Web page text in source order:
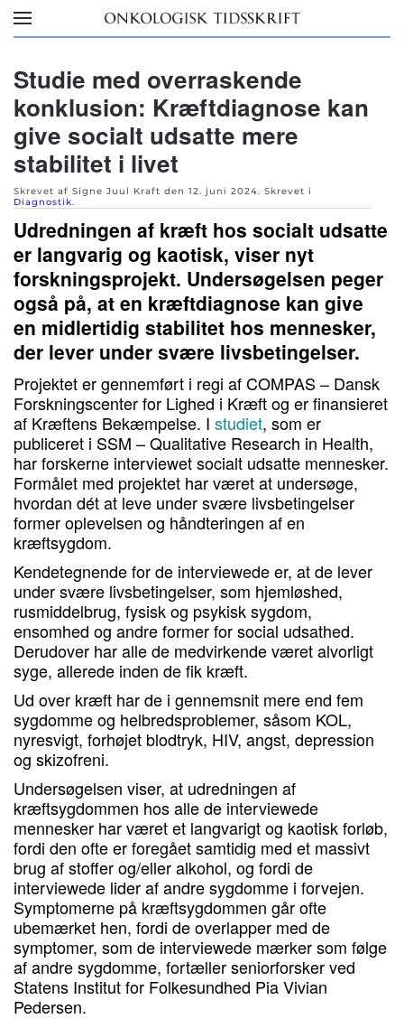
Skip to main content
Studie med overraskende
konklusion: Kræftdiagnose kan
give socialt udsatte mere
stabilitet i livet
Skrevet af Signe Juul Kraft den 12. juni 2024. Skrevet i
Diagnostik.
Udredningen af kræft hos socialt udsatte
er langvarig og kaotisk, viser nyt
forskningsprojekt. Undersøgelsen peger
også på, at en kræftdiagnose kan give
en midlertidig stabilitet hos mennesker,
der lever under svære livsbetingelser.
Projektet er gennemført i regi af COMPAS – Dansk
Forskningscenter for Lighed i Kræft og er finansieret
af Kræftens Bekæmpelse. I studiet, som er
publiceret i SSM – Qualitative Research in Health,
har forskerne interviewet socialt udsatte mennesker.
Formålet med projektet har været at undersøge,
hvordan dét at leve under svære livsbetingelser
former oplevelsen og håndteringen af en
kræftsygdom.
Kendetegnende for de interviewede er, at de lever
under svære livsbetingelser, som hjemløshed,
rusmiddelbrug, fysisk og psykisk sygdom,
ensomhed og andre former for social udsathed.
Derudover har alle de medvirkende været alvorligt
syge, allerede inden de fik kræft.
Ud over kræft har de i gennemsnit mere end fem
sygdomme og helbredsproblemer, såsom KOL,
nyresvigt, forhøjet blodtryk, HIV, angst, depression
og skizofreni.
Undersøgelsen viser, at udredningen af
kræftsygdommen hos alle de interviewede
mennesker har været et langvarigt og kaotisk forløb,
fordi den ofte er foregået samtidig med et massivt
brug af stoffer og/eller alkohol, og fordi de
interviewede lider af andre sygdomme i forvejen.
Symptomerne på kræftsygdommen går ofte
ubemærket hen, fordi de overlapper med de
symptomer, som de interviewede mærker som følge
af andre sygdomme, fortæller seniorforsker ved
Statens Institut for Folkesundhed Pia Vivian
Pedersen.